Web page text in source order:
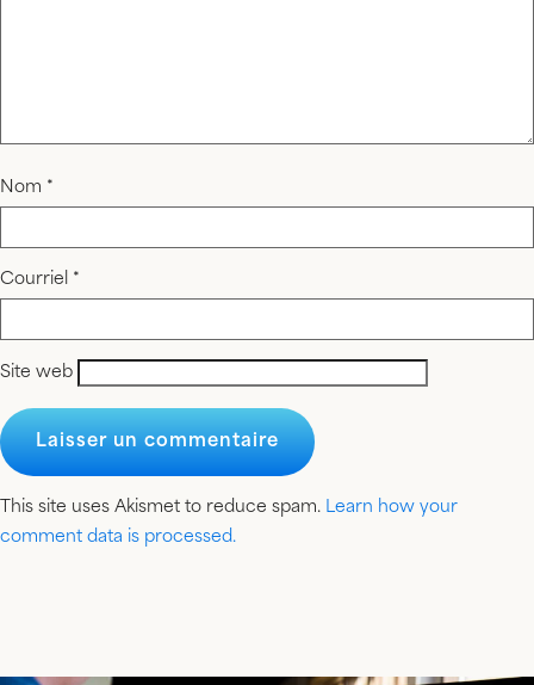
Nom *
Courriel *
Site web
This site uses Akismet to reduce spam. Learn how your
comment data is processed.